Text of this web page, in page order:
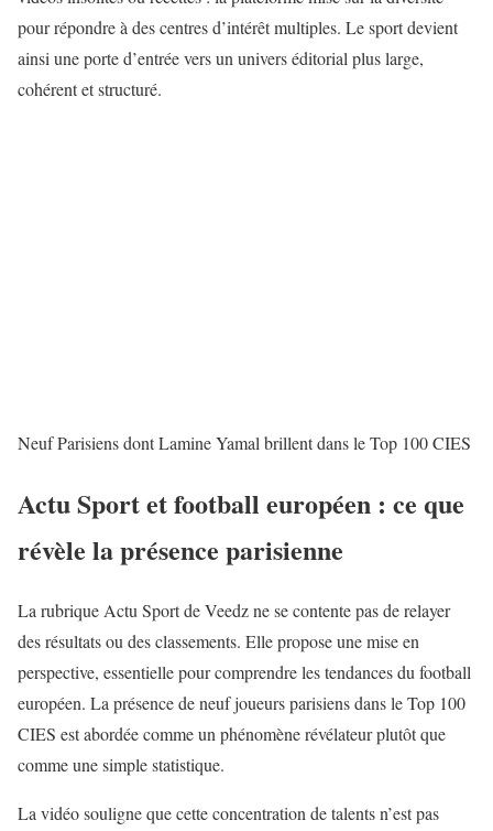
pour répondre à des centres d’intérêt multiples. Le sport devient
ainsi une porte d’entrée vers un univers éditorial plus large,
cohérent et structuré.
Neuf Parisiens dont Lamine Yamal brillent dans le Top 100 CIES
Actu Sport et football européen : ce que
révèle la présence parisienne
La rubrique Actu Sport de Veedzne se contente pas de relayer
des résultats ou des classements. Elle propose une mise en
perspective, essentielle pour comprendre les tendances du football
européen. La présence de neuf joueurs parisiens dans le Top 100
CIES est abordée comme un phénomène révélateur plutôt que
comme une simple statistique.
La vidéo souligne que cette concentration de talents n’est pas